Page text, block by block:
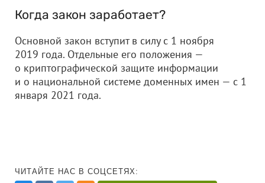
Когда закон заработает?
Основной закон вступит в силу с 1 ноября
2019 года. Отдельные его положения —
о криптографической защите информации
и о национальной системе доменных имен — с 1
января 2021 года.
ЧИТАЙТЕ НАС В СОЦСЕТЯХ: